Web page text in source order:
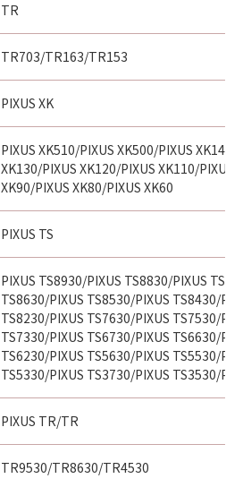
TR
TR703/TR163/TR153
PIXUS XK
PIXUS XK510/PIXUS XK500/PIXUS XK140/
XK130/PIXUS XK120/PIXUS XK110/PIXUS
XK90/PIXUS XK80/PIXUS XK60
PIXUS TS
PIXUS TS8930/PIXUS TS8830/PIXUS
TS8630/PIXUS TS8530/PIXUS TS8430/
TS8230/PIXUS TS7630/PIXUS TS7530/
TS7330/PIXUS TS6730/PIXUS TS6630/
TS6230/PIXUS TS5630/PIXUS TS5530/
TS5330/PIXUS TS3730/PIXUS TS3530/
PIXUS TR/TR
TR9530/TR8630/TR4530